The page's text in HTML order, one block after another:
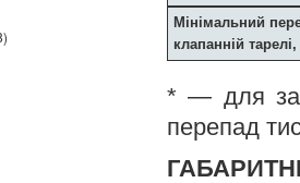
Мінімальний
клапанній
* — для
перепад